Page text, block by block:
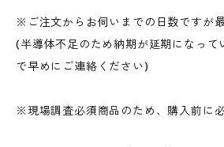
※ご注文からお伺いまでの日数ですが
(半導体不足のため納期が延期になって
で早めにご連絡ください)
※現場調査必須商品のため、購入前に